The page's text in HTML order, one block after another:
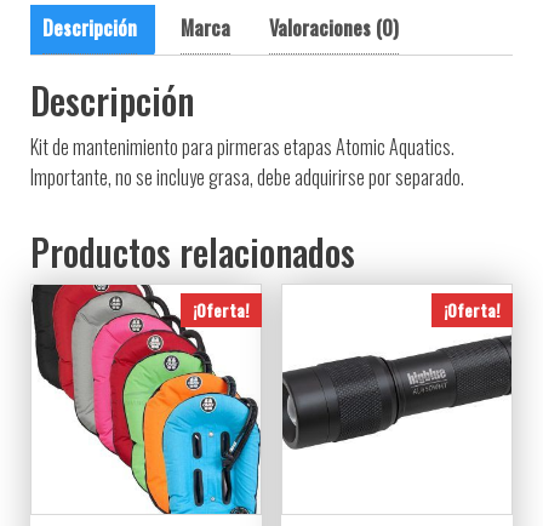
Descripción Marca Valoraciones (0)
Descripción
Kit de mantenimiento para pirmeras etapas Atomic Aquatics.
Importante, no se incluye grasa, debe adquirirse por separado.
Productos relacionados
¡Oferta! ¡Oferta!